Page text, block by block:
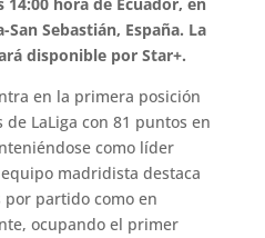
Sebastián, España. La
disponible por Star+.
en la primera posición
LaLiga con 81 puntos en
como líder
madridista destaca
por partido como en
ocupando el primer